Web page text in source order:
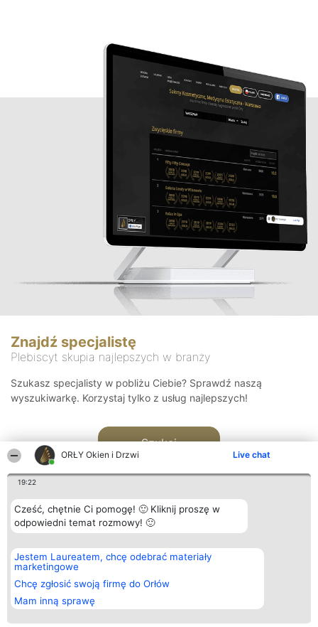
ORŁY Okien i Drzwi Live chat
19:22
Cześć, chętnie Ci pomogę! 🙂 Kliknij proszę w
odpowiedni temat rozmowy! 🙂
Jestem Laureatem, chcę odebrać materiały
marketingowe
Chcę zgłosić swoją firmę do Orłów
Mam inną sprawę
Znajdź specjalistę
Plebiscyt skupia najlepszych w branży
Szukasz specjalisty w pobliżu Ciebie? Sprawdź naszą
wyszukiwarkę. Korzystaj tylko z usług najlepszych!
Szukaj
Organizator plebiscytu
Bright Side Solutions sp. z o.
o. sp. k.
ul. Ruska 22
Wrocław 50-079
KRS 0000749100 | Regon
381313360 | NIP 8943132676
Plebiscyt
Laureaci
wszystkich
Laureatów
Regulamin
Kontakt
Kontakt